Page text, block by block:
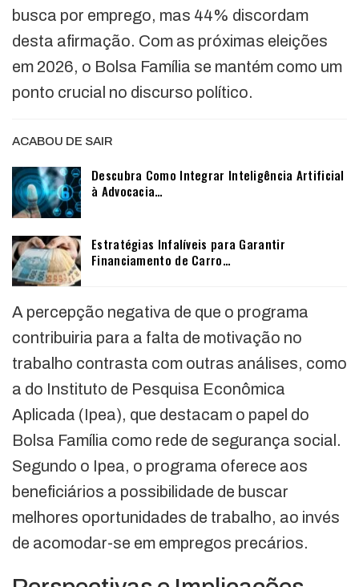
busca por emprego, mas 44% discordam
desta afirmação. Com as próximas eleições
em 2026, o Bolsa Família se mantém como um
ponto crucial no discurso político.
ACABOU DE SAIR
Descubra Como Integrar Inteligência Artificial
à Advocacia…
Estratégias Infalíveis para Garantir
Financiamento de Carro…
A percepção negativa de que o programa
contribuiria para a falta de motivação no
trabalho contrasta com outras análises, como
a do Instituto de Pesquisa Econômica
Aplicada (Ipea), que destacam o papel do
Bolsa Família como rede de segurança social.
Segundo o Ipea, o programa oferece aos
beneficiários a possibilidade de buscar
melhores oportunidades de trabalho, ao invés
de acomodar-se em empregos precários.